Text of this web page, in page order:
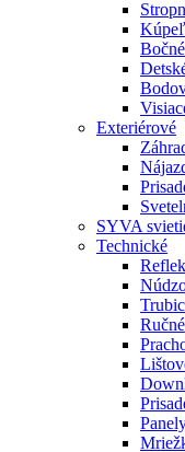
Exteriérové
SYVA
Technické
Ručné